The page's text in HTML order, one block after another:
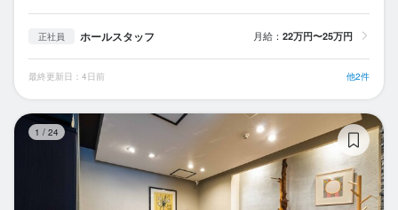
正社員 ホールスタッフ 月給： 22万円〜25万円
最終更新日：4日前 他2件
1 / 24